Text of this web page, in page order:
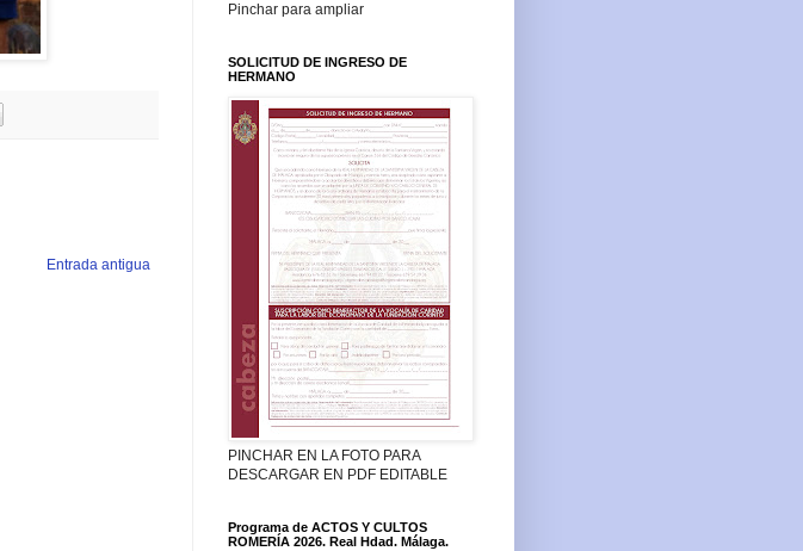
Entrada antigua
Pinchar para ampliar
SOLICITUD DE INGRESO DE
HERMANO
PINCHAR EN LA FOTO PARA
DESCARGAR EN PDF EDITABLE
Programa de ACTOS Y CULTOS
ROMERÍA 2026. Real Hdad. Málaga.